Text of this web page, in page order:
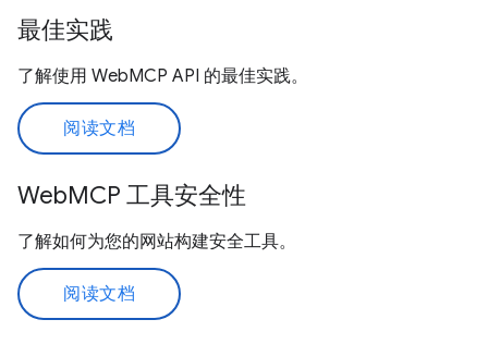
最佳实践
了解使用 WebMCP API 的最佳实践。
阅读文档
WebMCP 工具安全性
了解如何为您的网站构建安全工具。
阅读文档